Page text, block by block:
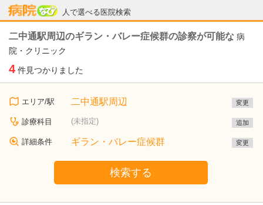
人で選べる医院検索
病院なび
二中通駅周辺のギラン・バレー症候群の診察が可能な 病
院・クリニック
4 件見つかりました
エリア/駅 二中通駅周辺 変更
診療科目 (未指定) 追加
詳細条件 ギラン・バレー症候群 変更
検索する